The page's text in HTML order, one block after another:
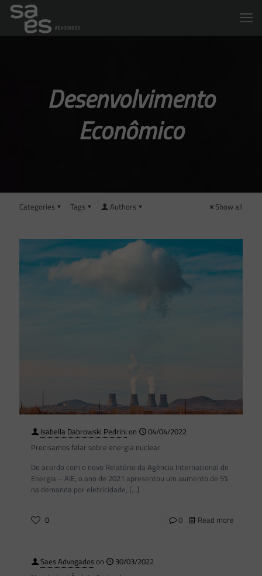
Desenvolvimento
Econômico
Categories Tags Authors Show all
Isabella Dabrowski Pedrini on
04/04/2022
Precisamos falar sobre energia nuclear
De acordo com o novo Relatório da Agência Internacional de
Energia – AIE, o ano de 2021 apresentou um aumento de 5%
na demanda por eletricidade, […]
0 0 Read more
Saes Advogadoson
30/03/2022